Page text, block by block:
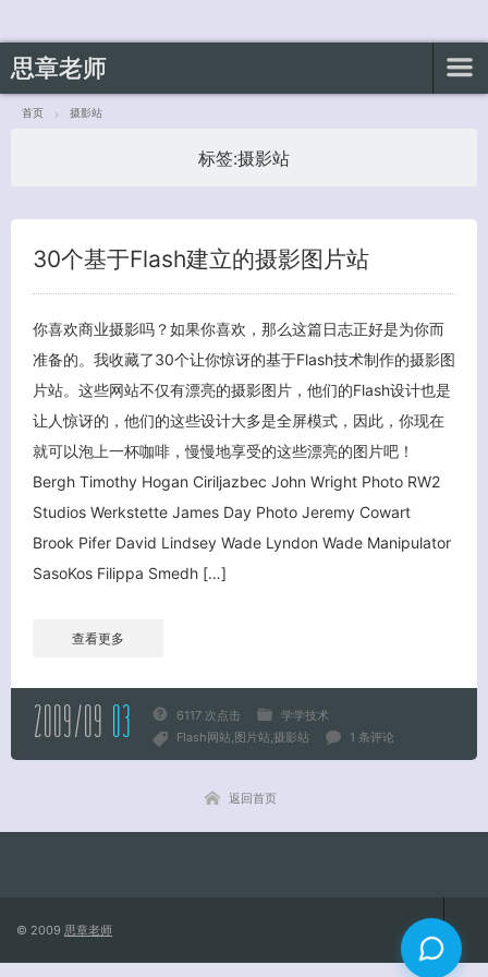
思章老师
首页 摄影站
标签:摄影站
30个基于Flash建立的摄影图片站
你喜欢商业摄影吗？如果你喜欢，那么这篇日志正好是为你而
准备的。我收藏了30个让你惊讶的基于Flash技术制作的摄影图
片站。这些网站不仅有漂亮的摄影图片，他们的Flash设计也是
让人惊讶的，他们的这些设计大多是全屏模式，因此，你现在
就可以泡上一杯咖啡，慢慢地享受的这些漂亮的图片吧！
Bergh Timothy Hogan Ciriljazbec John Wright Photo RW2
Studios Werkstette James Day Photo Jeremy Cowart
Brook Pifer David Lindsey Wade Lyndon Wade Manipulator
SasoKos Filippa Smedh […]
查看更多
2009/09 03 6117 次点击
学学技术
Flash网站 图片站 摄影站 1 条评论
返回首页
© 2009 思章老师
关闭弹窗